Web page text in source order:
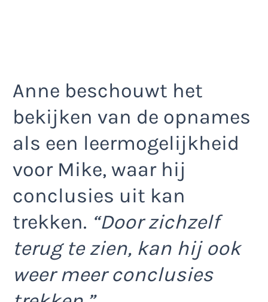
Anne beschouwt het
bekijken van de opnames
als een leermogelijkheid
voor Mike, waar hij
conclusies uit kan
trekken. “Door zichzelf
terug te zien, kan hij ook
weer meer conclusies